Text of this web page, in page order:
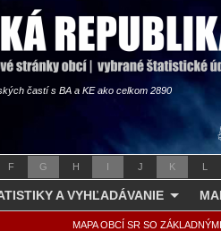
častí s BA a KE ako celkom 2890
F G H I J K L
A VYHĽADÁVANIE
MAPA OBCÍ SR SO